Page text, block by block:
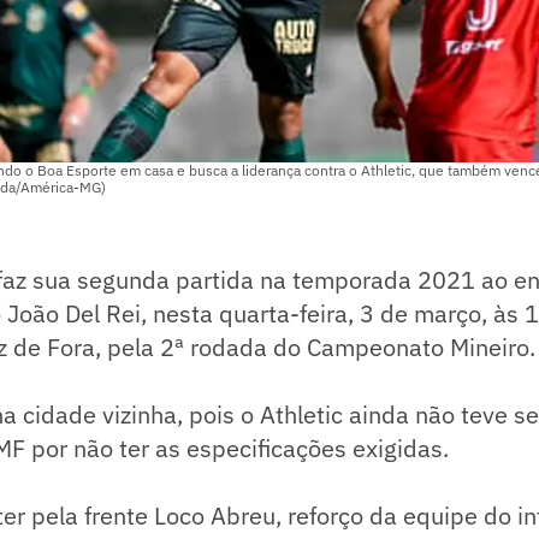
o Boa Esporte em casa e busca a liderança contra o Athletic, que também
América-MG)
sua segunda partida na temporada 2021 ao
Del Rei, nesta quarta-feira, 3 de março, às
de Fora, pela 2ª rodada do Campeonato Mineiro.
cidade vizinha, pois o Athletic ainda não teve
por não ter as especificações exigidas.
pela frente Loco Abreu, reforço da equipe do